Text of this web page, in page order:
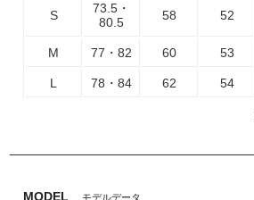
S
73.5・
80.5
58 52
M 77・82 60 53
L 78・84 62 54
MODEL モデルデータ